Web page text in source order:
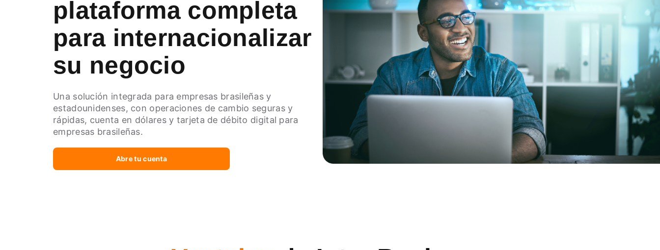
plataforma completa
para internacionalizar
su negocio
Una solución integrada para empresas brasileñas y
estadounidenses, con operaciones de cambio seguras y
rápidas, cuenta en dólares y tarjeta de débito digital para
empresas brasileñas.
Abre tu cuenta